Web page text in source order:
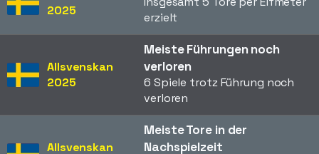
2025
erzielt
Allsvenskan
2025
Meiste Führungen noch
verloren
6 Spiele trotz Führung noch
verloren
Allsvenskan
Meiste Tore in der
Nachspielzeit